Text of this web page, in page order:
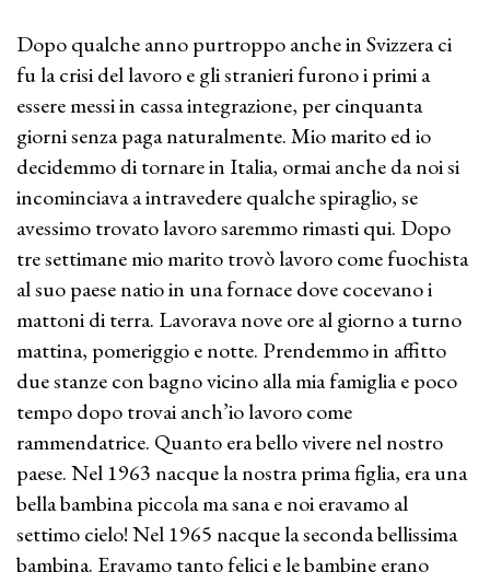
Dopo qualche anno purtroppo anche in Svizzera ci
fu la crisi del lavoro e gli stranieri furono i primi a
essere messi in cassa integrazione, per cinquanta
giorni senza paga naturalmente. Mio marito ed io
decidemmo di tornare in Italia, ormai anche da noi si
incominciava a intravedere qualche spiraglio, se
avessimo trovato lavoro saremmo rimasti qui. Dopo
tre settimane mio marito trovò lavoro come fuochista
al suo paese natio in una fornace dove cocevano i
mattoni di terra. Lavorava nove ore al giorno a turno
mattina, pomeriggio e notte. Prendemmo in affitto
due stanze con bagno vicino alla mia famiglia e poco
tempo dopo trovai anch’io lavoro come
rammendatrice. Quanto era bello vivere nel nostro
paese. Nel 1963 nacque la nostra prima figlia, era una
bella bambina piccola ma sana e noi eravamo al
settimo cielo! Nel 1965 nacque la seconda bellissima
bambina. Eravamo tanto felici e le bambine erano